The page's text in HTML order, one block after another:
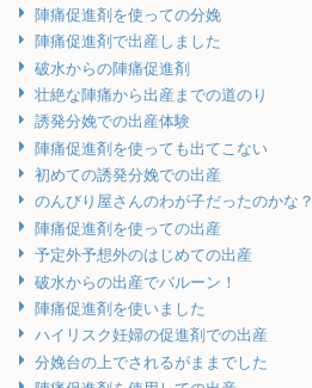
陣痛促進剤を使っての分娩
陣痛促進剤で出産しました
破水からの陣痛促進剤
壮絶な陣痛から出産までの道のり
誘発分娩での出産体験
陣痛促進剤を使っても出てこない
初めての誘発分娩での出産
のんびり屋さんのわが子だったのかな？
陣痛促進剤を使っての出産
予定外予想外のはじめての出産
破水からの出産でバルーン！
陣痛促進剤を使いました
ハイリスク妊婦の促進剤での出産
分娩台の上でされるがままでした